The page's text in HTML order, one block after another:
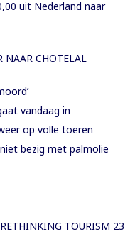
uit Nederland naar
NAAR CHOTELAL
vandaag in
op volle toeren
bezig met palmolie
TOURISM 23